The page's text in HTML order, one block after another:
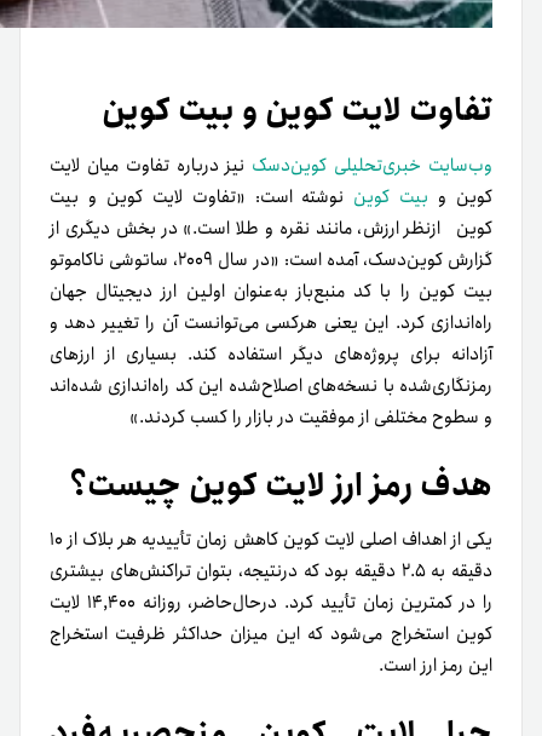
تفاوت لایت کوین و بیت کوین
وب‌سایت خبری‌تحلیلی کوین‌دسک نیز درباره تفاوت میان لایت
کوین و بیت کوین نوشته است: «تفاوت لایت کوین و بیت
کوین از‌نظر ارزش، مانند نقره و طلا است.» در بخش دیگری از
گزارش کوین‌دسک، آمده است: «در سال ۲۰۰۹، ساتوشی ناکاموتو
بیت کوین را با کد منبع‌باز به‌عنوان اولین ارز دیجیتال جهان
راه‌اندازی کرد. این یعنی هر‌کسی می‌توانست آن را تغییر دهد و
آزادانه برای پروژه‌های دیگر استفاده کند. بسیاری از ارزهای
رمزنگاری‌شده با نسخه‌های اصلاح‌شده این کد راه‌اندازی شده‌اند
و سطوح مختلفی از موفقیت در بازار را کسب کردند.»
هدف رمز ارز لایت کوین چیست؟
یکی از اهداف اصلی لایت کوین کاهش زمان تأییدیه هر بلاک از ۱۰
دقیقه به ۲.۵ دقیقه بود که درنتیجه، بتوان تراکنش‌های بیشتری
را در کمترین زمان تأیید کرد. در‌حال‌حاضر، روزانه ۱۴,۴۰۰ لایت
کوین استخراج می‌شود که این میزان حداکثر ظرفیت استخراج
این رمز ارز است.